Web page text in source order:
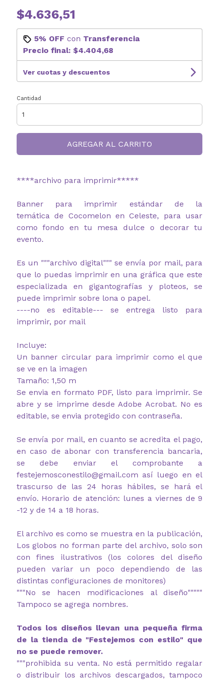
$4.636,51
5% OFF con Transferencia
Precio final: $4.404,68
Ver cuotas y descuentos
Cantidad
AGREGAR AL CARRITO
****archivo para imprimir*****
Banner para imprimir estándar de la
temática de Cocomelon en Celeste, para usar
como fondo en tu mesa dulce o decorar tu
evento.
Es un """archivo digital""" se envía por mail, para
que lo puedas imprimir en una gráfica que este
especializada en gigantografías y ploteos, se
puede imprimir sobre lona o papel.
----no es editable--- se entrega listo para
imprimir, por mail
Incluye:
Un banner circular para imprimir como el que
se ve en la imagen
Tamaño: 1,50 m
Se envia en formato PDF, listo para imprimir. Se
abre y se imprime desde Adobe Acrobat. No es
editable, se envia protegido con contraseña.
Se envía por mail, en cuanto se acredita el pago,
en caso de abonar con transferencia bancaria,
se debe enviar el comprobante a
festejemosconestilo@gmail.com así luego en el
trascurso de las 24 horas hábiles, se hará el
envío. Horario de atención: lunes a viernes de 9
-12 y de 14 a 18 horas.
El archivo es como se muestra en la publicación,
Los globos no forman parte del archivo, solo son
con fines ilustrativos (los colores del diseño
pueden variar un poco dependiendo de las
distintas configuraciones de monitores)
"""No se hacen modificaciones al diseño"""""
Tampoco se agrega nombres.
Todos los diseños llevan una pequeña firma
de la tienda de "Festejemos con estilo" que
no se puede remover.
"""prohibida su venta. No está permitido regalar
o distribuir los archivos descargados, tampoco